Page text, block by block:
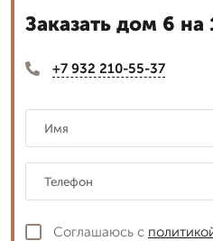
Заказать дом 6 на
+7 932 210-55-37
Соглашаюсь с